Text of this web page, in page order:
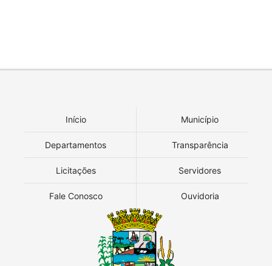
Início Município
Departamentos Transparência
Licitações Servidores
Fale Conosco Ouvidoria